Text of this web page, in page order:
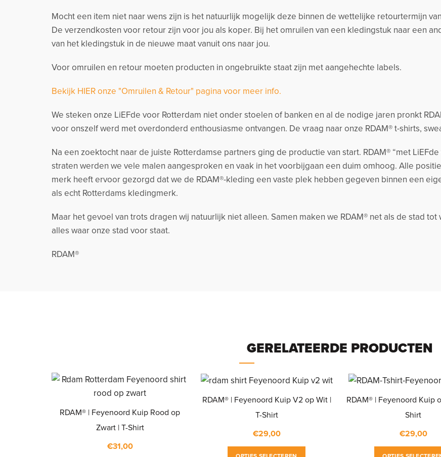
Mocht een item niet naar wens zijn is het natuurlijk mogelijk deze binnen de wettelijke retourtermijn
De verzendkosten voor retour zijn voor jou als koper. Bij het omruilen van een kledingstuk naar een
van het kledingstuk in de nieuwe maat vanuit ons naar jou.
Voor omruilen en retour moeten producten in ongebruikte staat zijn met aangehechte labels.
Bekijk HIER onze "Omruilen & Retour" pagina voor meer info.
We steken onze LiEFde voor Rotterdam niet onder stoelen of banken en al de nodige jaren pronkt
voor onszelf werd met overdonderd enthousiasme ontvangen. De vraag naar onze RDAM® t-shirts,
Na een zoektocht naar de juiste Rotterdamse partners ging de productie van start. RDAM® “met
straten werden we vele malen aangesproken en vaak in het voorbijgaan een duim omhoog. Alle
merk heeft ervoor gezorgd dat we de RDAM®-kleding een vaste plek hebben gegeven binnen een
als echt Rotterdams kledingmerk.
Maar het gevoel van trots dragen wij natuurlijk niet alleen. Samen maken we RDAM® net als de stad
alles waar onze stad voor staat.
RDAM®
GERELATEERDE PRODUCTEN
RDAM® | Feyenoord Kuip Rood op
Zwart | T-Shirt
€31,00
RDAM® | Feyenoord Kuip V2 op Wit |
T-Shirt
€29,00
RDAM® | Feyenoord Kuip
Shirt
€29,00